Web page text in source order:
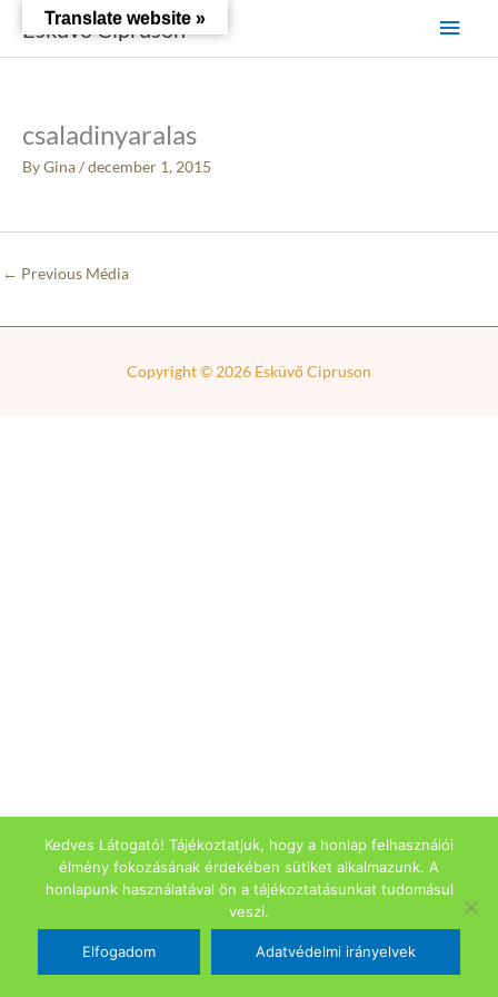
content
Esküvő Cipruson
Main
csaladinyaralas
ByGina/december 1, 2015
← Previous Média
Copyright © 2026 Esküvő Cipruson
Translate website »
Kedves Látogató! Tájékoztatjuk, hogy a honlap felhasználói
élmény fokozásának érdekében sütiket alkalmazunk. A
honlapunk használatával ön a tájékoztatásunkat tudomásul
veszi.
Elfogadom Adatvédelmi irányelvek